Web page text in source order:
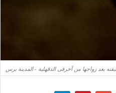
بعد زواجها من آخرفى الدقهلية - المدينة برس